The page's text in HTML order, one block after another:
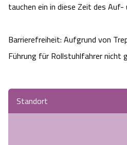
Snow World
tauchen ein in diese Zeit des Auf-
Barrierefreiheit: Aufgrund von
Führung für Rollstuhlfahrer nicht
Standort